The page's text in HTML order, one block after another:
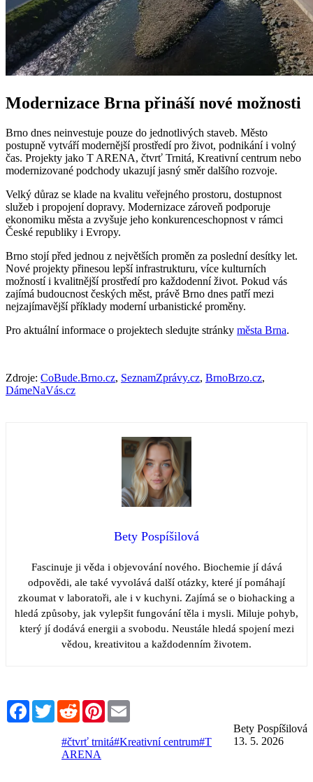
Modernizace Brna přináší nové možnosti
Brno dnes neinvestuje pouze do jednotlivých staveb. Město
postupně vytváří modernější prostředí pro život, podnikání i volný
čas. Projekty jako T ARENA, čtvrť Trnitá, Kreativní centrum nebo
modernizované podchody ukazují jasný směr dalšího rozvoje.
Velký důraz se klade na kvalitu veřejného prostoru, dostupnost
služeb i propojení dopravy. Modernizace zároveň podporuje
ekonomiku města a zvyšuje jeho konkurenceschopnost v rámci
České republiky i Evropy.
Brno stojí před jednou z největších proměn za poslední desítky let.
Nové projekty přinesou lepší infrastrukturu, více kulturních
možností i kvalitnější prostředí pro každodenní život. Pokud vás
zajímá budoucnost českých měst, právě Brno dnes patří mezi
nejzajímavější příklady moderní urbanistické proměny.
Pro aktuální informace o projektech sledujte stránky města Brna.
Zdroje: CoBude.Brno.cz, SeznamZprávy.cz, BrnoBrzo.cz,
DámeNaVás.cz
Bety Pospíšilová
Fascinuje ji věda i objevování nového. Biochemie jí dává
odpovědi, ale také vyvolává další otázky, které jí pomáhají
zkoumat v laboratoři, ale i v kuchyni. Zajímá se o biohacking a
hledá způsoby, jak vylepšit fungování těla i mysli. Miluje pohyb,
který jí dodává energii a svobodu. Neustále hledá spojení mezi
vědou, kreativitou a každodenním životem.
FacebookTwitterRedditPinterest
Bety Pospíšilová
13. 5. 2026
#čtvrť trnitá#Kreativní centrum#T
ARENA